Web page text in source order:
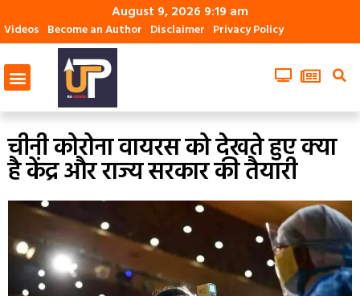
August 9, 2026 9:19 am
Videos Become an Author Disclaimer Privacy Policy
चीनी कोरोना वायरस को देखते हुए क्या
है केंद्र और राज्य सरकार की तैयारी